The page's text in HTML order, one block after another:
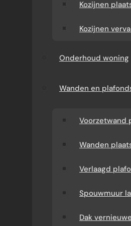
Kozijnen
Kozijnen
Onderhoud woning
Wanden en
Voorzetwand
Wanden
Verlaagd
Spouwmuur
Dak